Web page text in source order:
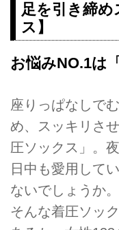
足を引き締め
ス】
お悩みNO.1は
座りっぱなしで
め、スッキリさ
圧ソックス」。
日中も愛用して
ないでしょうか。
そんな着圧ソッ